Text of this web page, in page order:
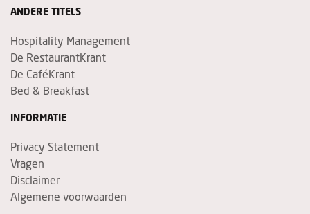
ANDERE TITELS
Hospitality Management
De RestaurantKrant
De CaféKrant
Bed & Breakfast
INFORMATIE
Privacy Statement
Vragen
Disclaimer
Algemene voorwaarden